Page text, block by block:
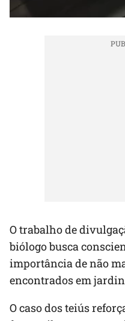
O trabalho de
biólogo busca
importância de não
encontrados em
O caso dos teiús